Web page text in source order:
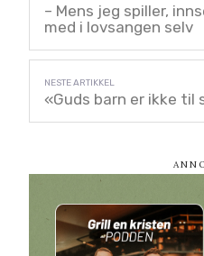
– Mens jeg spiller,
med i lovsangen selv
«Guds barn er ikke til